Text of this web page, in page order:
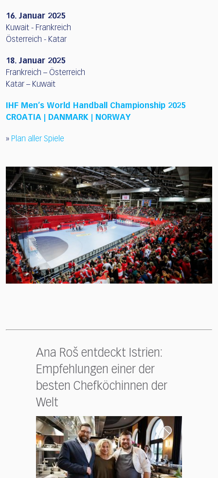
16. Januar 2025
Kuwait - Frankreich
Österreich - Katar
18. Januar 2025
Frankreich – Österreich
Katar – Kuwait
IHF Men’s World Handball Championship 2025
CROATIA | DANMARK | NORWAY
» Plan aller Spiele
Ana Roš entdeckt Istrien:
Empfehlungen einer der
besten Chefköchinnen der
Welt